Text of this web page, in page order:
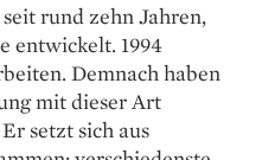
rund zehn Jahren,
entwickelt. 1994
Demnach haben
mit dieser Art
setzt sich aus